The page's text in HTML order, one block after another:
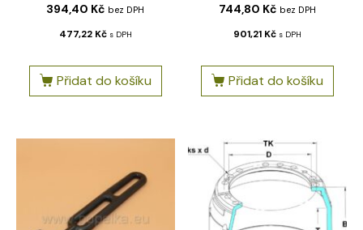
394,40 Kč bez DPH
477,22 Kč s DPH
Přidat do košíku
744,80 Kč bez DPH
901,21 Kč s DPH
Přidat do košíku